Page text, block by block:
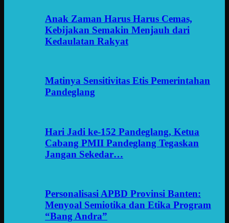
Anak Zaman Harus Harus Cemas,
Kebijakan Semakin Menjauh dari
Kedaulatan Rakyat
Matinya Sensitivitas Etis Pemerintahan
Pandeglang
Hari Jadi ke-152 Pandeglang, Ketua
Cabang PMII Pandeglang Tegaskan
Jangan Sekedar…
Personalisasi APBD Provinsi Banten:
Menyoal Semiotika dan Etika Program
“Bang Andra”